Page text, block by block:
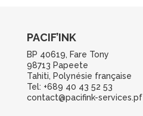
PACIF’INK
BP 40619, Fare Tony
98713 Papeete
Tahiti, Polynésie française
Tel: +689 40 43 52 53
contact@pacifink-services.pf